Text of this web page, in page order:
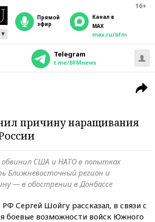
16+
прямой
эфир
Канал в
MAX
max.ru/bfm
Telegram
t.me/BFMnews
причину наращивания
США и НАТО в попытках
Ближневосточный регион и
— в обострении в Донбассе
Сергей Шойгу рассказал, в связи с
боевые возможности войск Южного